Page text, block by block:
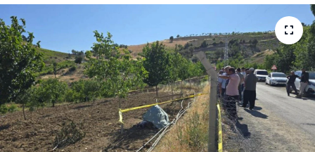
SAĞLIK
EĞİTİM
BÖLGE